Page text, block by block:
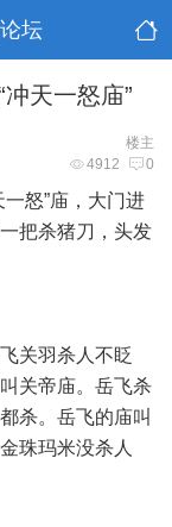
坛
天一怒庙”
楼主
4912 0
怒”庙，大门进
把杀猪刀，头发
关羽杀人不眨
关帝庙。岳飞杀
杀。岳飞的庙叫
珠玛米没杀人